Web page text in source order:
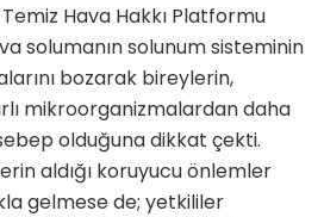
Hava Hakkı Platformu
solumanın solunum sisteminin
bozarak bireylerin,
mikroorganizmalardan daha
olduğuna dikkat çekti.
aldığı koruyucu önlemler
gelmese de; yetkililer